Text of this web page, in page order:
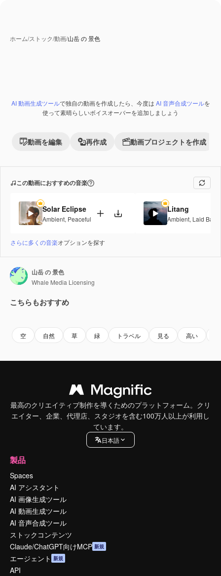
ホーム/ストック/動画/山岳 の 景色
Premium
AI 動画生成ツールで独自の動画を作成したら、今度は AI 音声合成ツールを
使って素晴らしいボイスオーバーを追加しましょう
動画を編集 再作成 動画プロジェクトを作成
この動画におすすめの音楽
Solar Eclipse
Ambient, Peaceful
Litang
Ambient, Laid Back
さらに多くの音楽オプションを探す
山岳 の 景色
Whale Media Licensing
こちらもおすすめ
空 自然 草 緑 トラベル 見る 高い
最高のクリエイティブ制作を導くためのプラットフォーム。クリ
エイター、企業、代理店、スタジオを含む100万人以上が利用し
ています。
日本語
製品
Spaces
AI アシスタント
AI 画像生成ツール
AI 動画生成ツール
AI 音声合成ツール
ストックコンテンツ
Claude/ChatGPT向けMCP 新規
エージェント 新規
API